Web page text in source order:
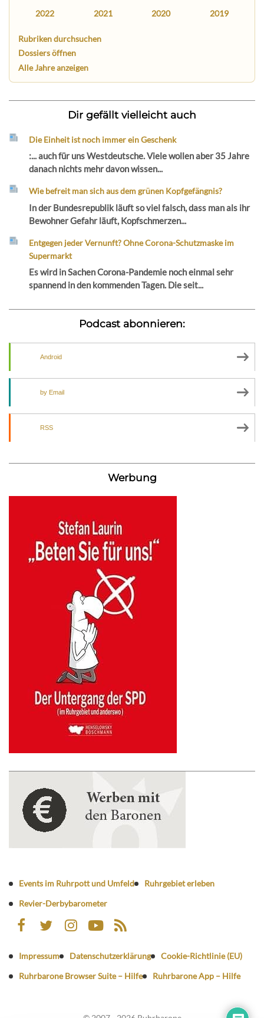
2022 2021 2020 2019
Rubriken durchsuchen
Dossiers öffnen
Alle Jahre anzeigen
Dir gefällt vielleicht auch
Die Einheit ist noch immer ein Geschenk
:... auch für uns Westdeutsche. Viele wollen aber 35 Jahre
danach nichts mehr davon wissen...
Wie befreit man sich aus dem grünen Kopfgefängnis?
In der Bundesrepublik läuft so viel falsch, dass man als ihr
Bewohner Gefahr läuft, Kopfschmerzen...
Entgegen jeder Vernunft? Ohne Corona-Schutzmaske im
Supermarkt
Es wird in Sachen Corona-Pandemie noch einmal sehr
spannend in den kommenden Tagen. Die seit...
Podcast abonnieren:
Android
by Email
RSS
Werbung
Events im Ruhrpott und Umfeld
Ruhrgebiet erleben
Revier-Derbybarometer
Impressum Datenschutzerklärung
Cookie-Richtlinie (EU)
Ruhrbarone Browser Suite – Hilfe
Ruhrbarone App – Hilfe